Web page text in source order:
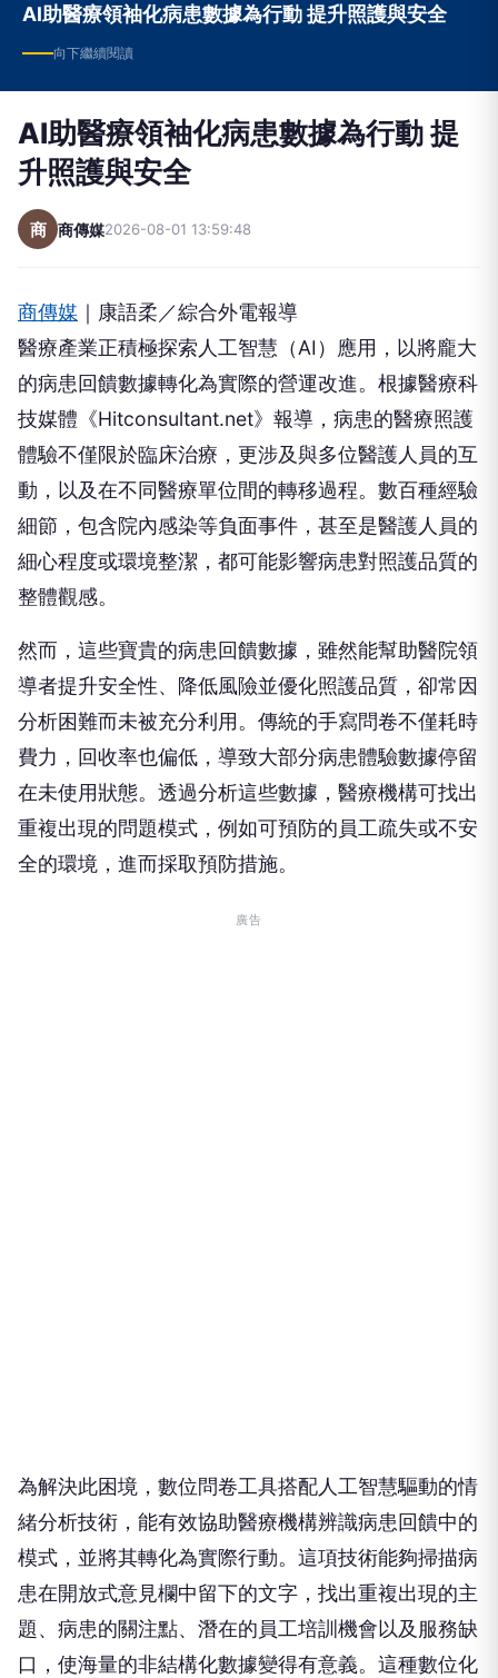
AI助醫療領袖化病患數據為行動 提升照護與安全
向下繼續閱讀
AI助醫療領袖化病患數據為行動 提
升照護與安全
商 商傳媒2026-08-01 13:59:48
商傳媒 ｜康語柔／綜合外電報導
醫療產業正積極探索人工智慧（AI）應用，以將龐大
的病患回饋數據轉化為實際的營運改進。根據醫療科
技媒體《Hitconsultant.net》報導，病患的醫療照護
體驗不僅限於臨床治療，更涉及與多位醫護人員的互
動，以及在不同醫療單位間的轉移過程。數百種經驗
細節，包含院內感染等負面事件，甚至是醫護人員的
細心程度或環境整潔，都可能影響病患對照護品質的
整體觀感。
然而，這些寶貴的病患回饋數據，雖然能幫助醫院領
導者提升安全性、降低風險並優化照護品質，卻常因
分析困難而未被充分利用。傳統的手寫問卷不僅耗時
費力，回收率也偏低，導致大部分病患體驗數據停留
在未使用狀態。透過分析這些數據，醫療機構可找出
重複出現的問題模式，例如可預防的員工疏失或不安
全的環境，進而採取預防措施。
廣告
為解決此困境，數位問卷工具搭配人工智慧驅動的情
緒分析技術，能有效協助醫療機構辨識病患回饋中的
模式，並將其轉化為實際行動。這項技術能夠掃描病
患在開放式意見欄中留下的文字，找出重複出現的主
題、病患的關注點、潛在的員工培訓機會以及服務缺
口，使海量的非結構化數據變得有意義。這種數位化